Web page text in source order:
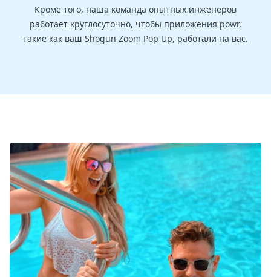
Кроме того, наша команда опытных инженеров
работает круглосуточно, чтобы приложения powr,
такие как ваш Shogun Zoom Pop Up, работали на вас.